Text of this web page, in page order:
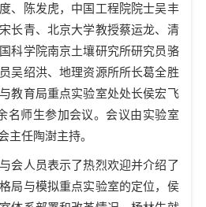
、陈发虎，中国工程院院士吴丰
长青、 北京大学教授蔡运龙、 清
科学院南京土壤研究所研究员骆
吴绍洪、地理资源所所长葛全胜
教育局重点实验室处处长侯宏飞
名师生参加会议。会议由实验室
主任陶澍主持。
会人员表示了热烈欢迎并介绍了
局与模拟重点实验室的定位，侯